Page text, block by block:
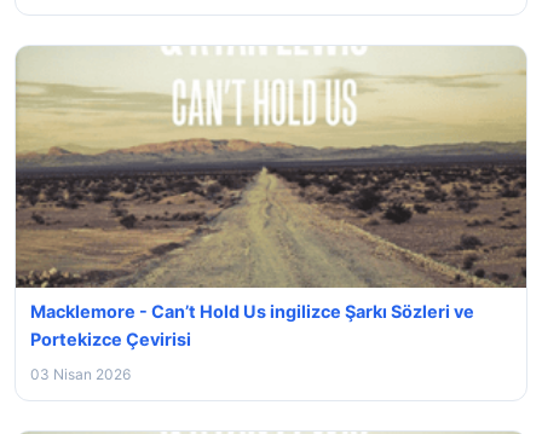
Macklemore - Can’t Hold Us ingilizce Şarkı Sözleri ve
Portekizce Çevirisi
03 Nisan 2026